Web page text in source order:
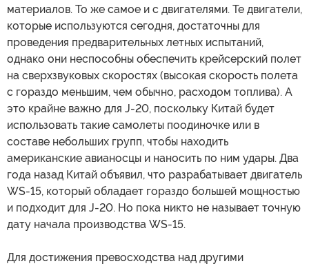
материалов. То же самое и с двигателями. Те двигатели,
которые используются сегодня, достаточны для
проведения предварительных летных испытаний,
однако они неспособны обеспечить крейсерский полет
на сверхзвуковых скоростях (высокая скорость полета
с гораздо меньшим, чем обычно, расходом топлива). А
это крайне важно для J-20, поскольку Китай будет
использовать такие самолеты поодиночке или в
составе небольших групп, чтобы находить
американские авианосцы и наносить по ним удары. Два
года назад Китай объявил, что разрабатывает двигатель
WS-15, который обладает гораздо большей мощностью
и подходит для J-20. Но пока никто не называет точную
дату начала производства WS-15.
Для достижения превосходства над другими